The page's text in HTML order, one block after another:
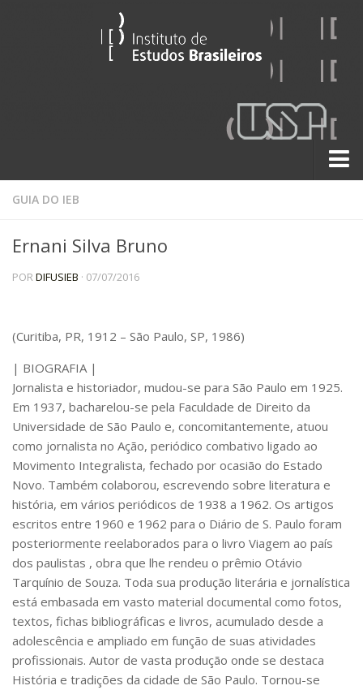
Sobre
A História do IEB
Institucional
Paralelos 22
Pós-Doutorado
Pesquisador Colaborador
Iniciação Científica
Pré-Iniciação Científica
GIP
Pró-Reitoria de Pesquisa e Inovação
LABIEB
Extensão
Cursos
Criação de Curso
Isenção
Comissões
GUIA DO IEB
Ernani Silva Bruno
PORDIFUSIEB · 07/07/2016
(Curitiba, PR, 1912 – São Paulo, SP, 1986)
| BIOGRAFIA |
Jornalista e historiador, mudou-se para São Paulo em 1925.
Em 1937, bacharelou-se pela Faculdade de Direito da
Universidade de São Paulo e, concomitantemente, atuou
como jornalista no Ação, periódico combativo ligado ao
Movimento Integralista, fechado por ocasião do Estado
Novo. Também colaborou, escrevendo sobre literatura e
história, em vários periódicos de 1938 a 1962. Os artigos
escritos entre 1960 e 1962 para o Diário de S. Paulo foram
posteriormente reelaborados para o livro Viagem ao país
dos paulistas , obra que lhe rendeu o prêmio Otávio
Tarquínio de Souza. Toda sua produção literária e jornalística
está embasada em vasto material documental como fotos,
textos, fichas bibliográficas e livros, acumulado desde a
adolescência e ampliado em função de suas atividades
profissionais. Autor de vasta produção onde se destaca
História e tradições da cidade de São Paulo. Tornou-se